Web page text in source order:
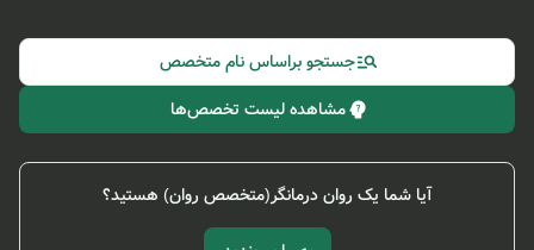
جستجو براساس نام متخصص
مشاهده لیست تخصص‌ها
آیا شما یک روان درمانگر(متخصص روان) هستید؟